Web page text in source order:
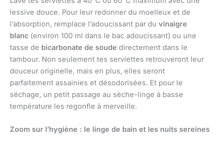
lessive douce. Pour leur redonner du moelleux et de
l’absorption, remplace l’adoucissant par du vinaigre
blanc (environ 100 ml dans le bac adoucissant) ou une
tasse de bicarbonate de soude directement dans le
tambour. Non seulement tes serviettes retrouveront leur
douceur originelle, mais en plus, elles seront
parfaitement assainies et désodorisées. Et pour le
séchage, un petit passage au sèche-linge à basse
température les regonfle à merveille.
Zoom sur l’hygiène : le linge de bain et les nuits sereines